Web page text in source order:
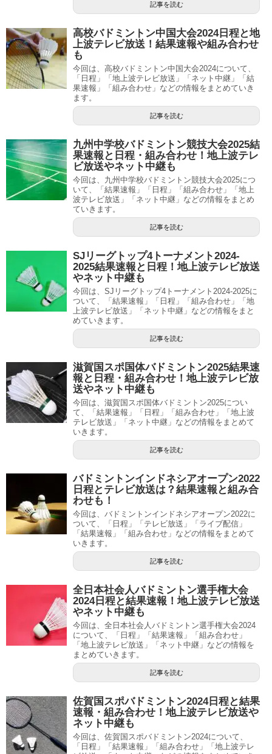
記事を読む
高校バドミントン中国大会2024日程と地
上波テレビ放送！結果速報や組み合わせ
も
今回は、高校バドミントン中国大会2024について、
「日程」「地上波テレビ放送」「ネット中継」「結
果速報」「組み合わせ」などの情報をまとめていき
ます。
記事を読む
九州中学校バドミントン競技大会2025結
果速報と日程・組み合わせ！地上波テレ
ビ放送やネット中継も
今回は、九州中学校バドミントン競技大会2025につ
いて、「結果速報」「日程」「組み合わせ」「地上
波テレビ放送」「ネット中継」などの情報をまとめ
ていきます。
記事を読む
SJリーグトップ4トーナメント2024-
2025結果速報と日程！地上波テレビ放送
やネット中継も
今回は、SJリーグトップ4トーナメント2024-2025に
ついて、「結果速報」「日程」「組み合わせ」「地
上波テレビ放送」「ネット中継」などの情報をまと
めていきます。
記事を読む
滋賀国スポ国体バドミントン2025結果速
報と日程・組み合わせ！地上波テレビ放
送やネット中継も
今回は、滋賀国スポ国体バドミントン2025につい
て、「結果速報」「日程」「組み合わせ」「地上波
テレビ放送」「ネット中継」などの情報をまとめて
いきます。
記事を読む
バドミントンインドネシアオープン2022
日程とテレビ放送は？結果速報と組み合
わせも！
今回は、バドミントンインドネシアオープン2022に
ついて、「日程」「テレビ放送」「ライブ配信」
「結果速報」「組み合わせ」などの情報をまとめて
いきます。
記事を読む
全日本社会人バドミントン選手権大会
2024日程と結果速報！地上波テレビ放送
やネット中継も
今回は、全日本社会人バドミントン選手権大会2024
について、「日程」「結果速報」「組み合わせ」
「地上波テレビ放送」「ネット中継」などの情報を
まとめていきます。
記事を読む
佐賀国スポバドミントン2024日程と結果
速報・組み合わせ！地上波テレビ放送や
ネット中継も
今回は、佐賀国スポバドミントン2024について、
「日程」「結果速報」「組み合わせ」「地上波テレ